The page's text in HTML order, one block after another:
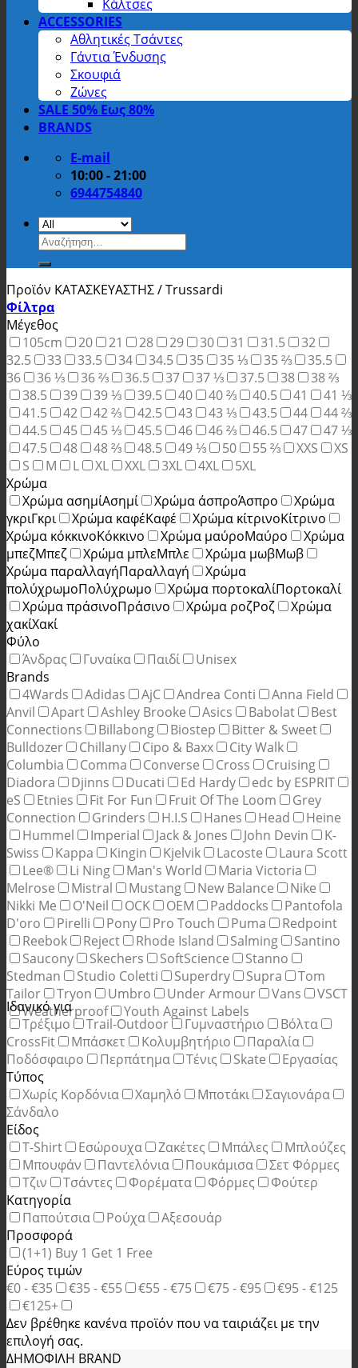
Κάλτσες
ACCESSORIES
Αθλητικές Τσάντες
Γάντια Ένδυσης
Σκουφιά
Ζώνες
SALE 50% Εως 80%
BRANDS
E-mail
10:00 - 21:00
6944754840
Αναζήτηση
για:
Προϊόν ΚΑΤΑΣΚΕΥΑΣΤΗΣ/Trussardi
Φίλτρα
Μέγεθος
105cm
20 21 28 29 30 31 31.5
32
32.5
33 33.5 34 34.5 35 35 ⅓ 35 ⅔
35.5
36
36 ⅓ 36 ⅔ 36.5 37 37 ⅓ 37.5 38
38 ⅔
38.5
39 39 ⅓ 39.5 40 40 ⅔ 40.5 41
41 ⅓
41.5
42 42 ⅔ 42.5 43 43 ⅓ 43.5 44
44 ⅔
44.5
45 45 ⅓ 45.5 46 46 ⅔ 46.5 47
47 ⅓
47.5
48 48 ⅔ 48.5 49 ⅓ 50 55 ⅔ XXS
XS
S
M L XL XXL 3XL 4XL
5XL
Χρώμα
Χρώμα ασημίΑσημί Χρώμα άσπροΆσπρο
Χρώμα
γκριΓκρι Χρώμα καφέΚαφέ Χρώμα κίτρινοΚίτρινο
Χρώμα κόκκινοΚόκκινο Χρώμα μαύροΜαύρο
Χρώμα
μπεζΜπεζ Χρώμα μπλεΜπλε Χρώμα μωβΜωβ
Χρώμα παραλλαγήΠαραλλαγή
Χρώμα
πολύχρωμοΠολύχρωμο Χρώμα πορτοκαλίΠορτοκαλί
Χρώμα πράσινοΠράσινο Χρώμα ροζΡοζ
Χρώμα
χακίΧακί
Φύλο
Άνδρας
Γυναίκα Παιδί
Unisex
Brands
4Wards
Adidas AjC Andrea Conti
Anna Field
Anvil
Apart Ashley Brooke Asics Babolat
Best
Connections
Billabong Biostep
Bitter & Sweet
Bulldozer
Chillany Cipo & Baxx
City Walk
Columbia
Comma Converse Cross
Cruising
Diadora
Djinns Ducati Ed Hardy
edc by ESPRIT
eS
Etnies Fit For Fun Fruit Of The Loom
Grey
Connection
Grinders H.I.S Hanes Head
Heine
Hummel
Imperial Jack & Jones John Devin
K-
Swiss
Kappa Kingin Kjelvik Lacoste
Laura Scott
Lee®
Li Ning Man's World
Maria Victoria
Melrose
Mistral Mustang New Balance
Nike
Nikki Me
O'Neil OCK OEM Paddocks
Pantofola
D'oro
Pirelli Pony Pro Touch Puma
Redpoint
Reebok
Reject Rhode Island Salming
Santino
Saucony
Skechers SoftScience
Stanno
Stedman
Studio Coletti Superdry Supra
Tom
Tailor
Tryon Umbro Under Armour Vans
VSCT
Weatherproof
Youth Against Labels
Ιδανικό για
Τρέξιμο
Trail-Outdoor Γυμναστήριο
Βόλτα
CrossFit
Μπάσκετ Κολυμβητήριο
Παραλία
Ποδόσφαιρο
Περπάτημα Τένις Skate
Εργασίας
Τύπος
Χωρίς Κορδόνια
Χαμηλό Μποτάκι
Σαγιονάρα
Σάνδαλο
Είδος
T-Shirt
Εσώρουχα Ζακέτες Μπάλες
Μπλούζες
Μπουφάν
Παντελόνια Πουκάμισα
Σετ Φόρμες
Τζιν
Τσάντες Φορέματα Φόρμες
Φούτερ
Κατηγορία
Παπούτσια
Ρούχα
Αξεσουάρ
Προσφορά
(1+1) Buy 1 Get 1 Free
Εύρος τιμών
€0 - €35
€35 - €55 €55 - €75 €75 - €95
€95 - €125
€125+
Δεν βρέθηκε κανένα προϊόν που να ταιριάζει με την
επιλογή σας.
ΔΗΜΟΦΙΛΗ BRAND